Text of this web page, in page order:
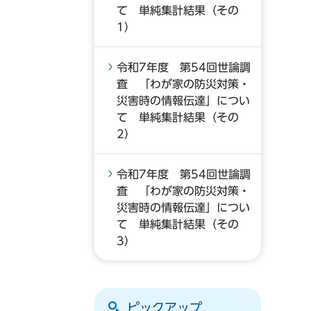
て 単純集計結果（その
1）
令和7年度 第54回世論調
査 「わが家の防災対策・
災害時の情報伝達」につい
て 単純集計結果（その
2）
令和7年度 第54回世論調
査 「わが家の防災対策・
災害時の情報伝達」につい
て 単純集計結果（その
3）
ピックアップ